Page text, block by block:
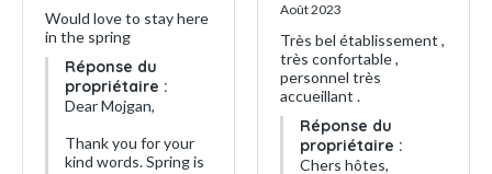
Would love to stay here
in the spring
Réponse du
propriétaire :
Dear Mojgan,
Thank you for your
kind words. Spring is
Août 2023
Très bel établissement ,
très confortable ,
personnel très
accueillant .
Réponse du
propriétaire :
Chers hôtes,